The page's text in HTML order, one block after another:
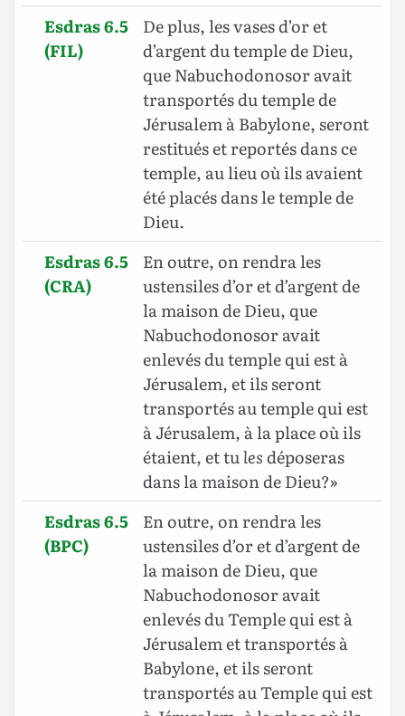
Esdras 6.5
(FIL)
De plus, les vases d’or et
d’argent du temple de Dieu,
que Nabuchodonosor avait
transportés du temple de
Jérusalem à Babylone, seront
restitués et reportés dans ce
temple, au lieu où ils avaient
été placés dans le temple de
Dieu.
Esdras 6.5
(CRA)
En outre, on rendra les
ustensiles d’or et d’argent de
la maison de Dieu, que
Nabuchodonosor avait
enlevés du temple qui est à
Jérusalem, et ils seront
transportés au temple qui est
à Jérusalem, à la place où ils
étaient, et tulesdéposeras
dans la maison de Dieu?»
Esdras 6.5
(BPC)
En outre, on rendra les
ustensiles d’or et d’argent de
la maison de Dieu, que
Nabuchodonosor avait
enlevés du Temple qui est à
Jérusalem et transportés à
Babylone, et ils seront
transportés au Temple qui est